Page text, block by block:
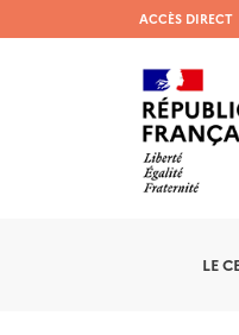
Menu
haut
gauche
ACCÈS DIRECT
LE